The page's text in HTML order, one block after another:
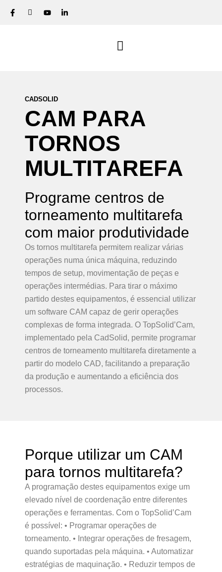
CADSOLID
CAM PARA
TORNOS
MULTITAREFA
Programe centros de
torneamento multitarefa
com maior produtividade
Os tornos multitarefa permitem realizar várias
operações numa única máquina, reduzindo
tempos de setup, movimentação de peças e
operações intermédias. Para tirar o máximo
partido destes equipamentos, é essencial utilizar
um software CAM capaz de gerir operações
complexas de forma integrada. O TopSolid’Cam,
implementado pela CadSolid, permite programar
centros de torneamento multitarefa diretamente a
partir do modelo CAD, facilitando a preparação
da produção e aumentando a eficiência dos
processos.
Porque utilizar um CAM
para tornos multitarefa?
A programação destes equipamentos exige um
elevado nível de coordenação entre diferentes
operações e ferramentas. Com o TopSolid’Cam
é possível: • Programar operações de
torneamento. • Integrar operações de fresagem,
quando suportadas pela máquina. • Automatizar
estratégias de maquinação. • Reduzir tempos de